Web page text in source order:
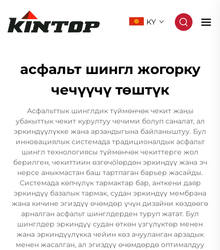
KY
асфальт шингл жогорку
чечүүчү төштүк
Асфальттык шинглдик түймөнчөк чекит жаңы
убакыттык чекит курултуу чечими болуп саналат, ал
эркиндүүлүкке жана арзандыгына байланыштуу. Бул
инновациялык системада традиционалдык асфальт
шингл технологиясы түймөнчөк чекиттерге жол
берилген, чекиттиин өзгөчölөрдөн эркиндүү жана эч
нерсе аныкмастан баш тартпаган барьер жасайды.
Системада көпчүлүк тармактар бар, анткени даяр
эркиндүү базалык тармак, судан эркиндүү мембрана
жана кичине эгиздүү өчөмдөр үчүн дизайни көздөөгө
арналган асфальт шинглдерден туруп жатат. Бул
шинглдер эркиндүү судан өткөн үзгүлүктөр менен
жана эркиндүүлүкка чейин көз ачууланган арзадык
менен жасалган, ал эгиздүү өчөмдөрдө оптималдуу